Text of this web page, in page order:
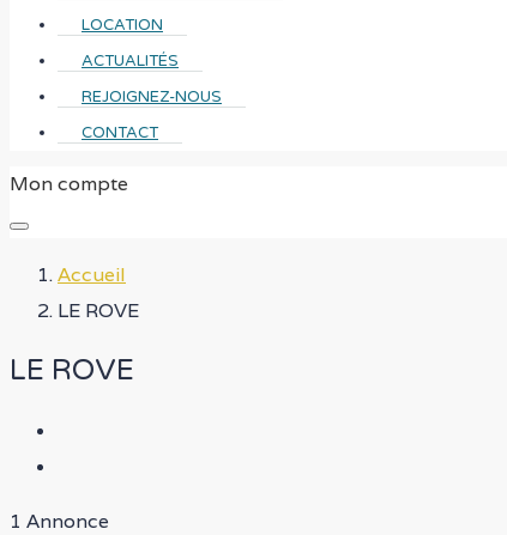
LOCATION
ACTUALITÉS
REJOIGNEZ-NOUS
CONTACT
Mon compte
Accueil
LE ROVE
LE ROVE
1 Annonce